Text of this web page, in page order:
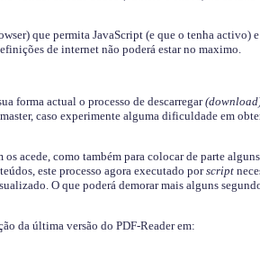
que permita JavaScript (e que o tenha activo) e
de internet não poderá estar no maximo.
forma actual o processo de descarregar
caso experimente alguma dificuldade em
acede, como também para colocar de parte alguns
este processo agora executado porscript
O que poderá demorar mais alguns
da última versão do PDF-Reader em: